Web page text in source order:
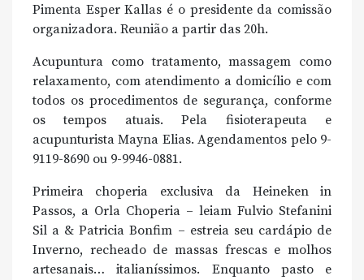
Pimenta Esper Kallas é o presidente da comissão
organizadora. Reunião a partir das 20h.
Acupuntura como tratamento, massagem como
relaxamento, com atendimento a domicílio e com
todos os procedimentos de segurança, conforme
os tempos atuais. Pela fisioterapeuta e
acupunturista Mayna Elias. Agendamentos pelo 9-
9119-8690 ou 9-9946-0881.
Primeira choperia exclusiva da Heineken in
Passos, a Orla Choperia – leiam Fulvio Stefanini
Sil a & Patricia Bonfim – estreia seu cardápio de
Inverno, recheado de massas frescas e molhos
artesanais… italianíssimos. Enquanto pasto e